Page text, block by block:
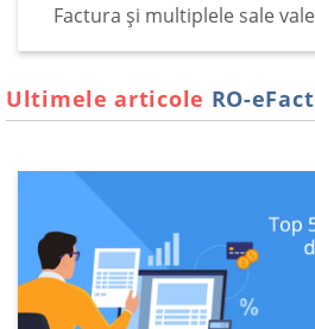
Factura și multiplele sale
subiectul să rămână
indiferent de vremuri
Ultimele articole RO-